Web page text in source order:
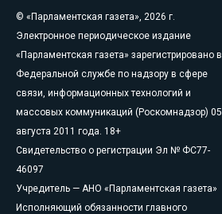
© «Парламентская газета», 2026 г.
Электронное периодическое издание
«Парламентская газета» зарегистрировано в
Федеральной службе по надзору в сфере
связи, информационных технологий и
массовых коммуникаций (Роскомнадзор) 05
августа 2011 года. 18+
Свидетельство о регистрации Эл № ФС77-
46097
Учредитель — АНО «Парламентская газета»
Исполняющий обязанности главного